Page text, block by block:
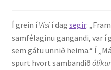
Kennsla
Kennd námskeið
Í grein íVísi í dag segir:
samfélaginu gangandi, var
sem gátu unnið heima.“ Í
spurt hvort sambandið